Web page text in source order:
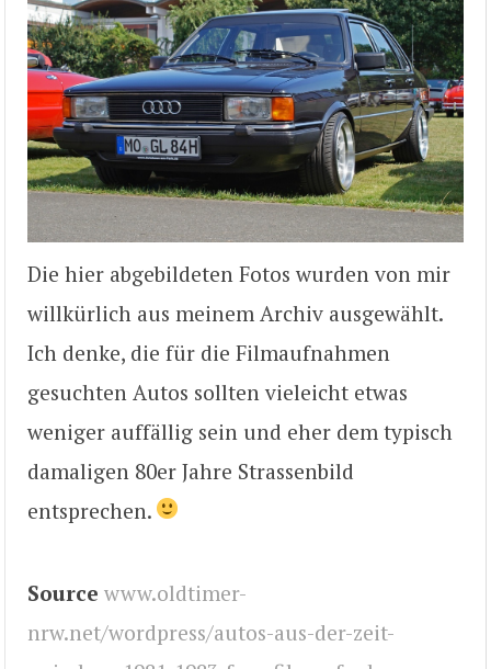
Die hier abgebildeten Fotos wurden von mir
willkürlich aus meinem Archiv ausgewählt.
Ich denke, die für die Filmaufnahmen
gesuchten Autos sollten vieleicht etwas
weniger auffällig sein und eher dem typisch
damaligen 80er Jahre Strassenbild
entsprechen.
Source www.oldtimer-
nrw.net/wordpress/autos-aus-der-zeit-